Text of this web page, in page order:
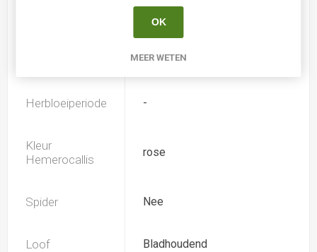
15.0
Juni-Juli
Herbloeiperiode -
Kleur
Hemerocallis
rose
Spider Nee
Loof Bladhoudend
OK
MEER WETEN